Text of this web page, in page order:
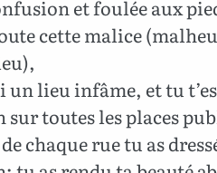
et foulée aux
cette malice
un lieu infâme, et tu
toutes les places
chaque rue tu as